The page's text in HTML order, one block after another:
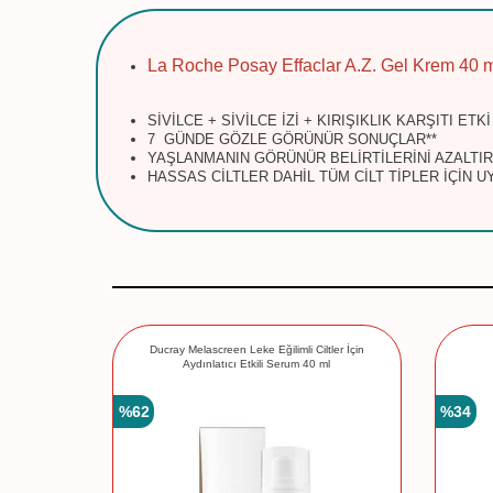
La Roche Posay Effaclar A.Z. Gel Krem 40
SİVİLCE + SİVİLCE İZİ + KIRIŞIKLIK KARŞITI ETKİ
7 GÜNDE GÖZLE GÖRÜNÜR SONUÇLAR**
YAŞLANMANIN GÖRÜNÜR BELİRTİLERİNİ
HASSAS CİLTLER DAHİL TÜM CİLT TİPLER İÇİN
Ducray Melascreen Leke Eğilimli Ciltler İçin
Aydınlatıcı Etkili Serum 40 ml
%62 %34